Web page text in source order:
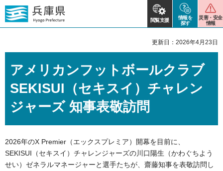
閲覧支援
情報を
探す
災害・安全
情報
更新日：2026年4月23日
アメリカンフットボールクラブ
SEKISUI（セキスイ）チャレン
ジャーズ 知事表敬訪問
2026年のX Premier（エックスプレミア）開幕を目前に、
SEKISUI（セキスイ）チャレンジャーズの川口陽生（かわぐちよう
せい）ゼネラルマネージャーと選手たちが、齋藤知事を表敬訪問し